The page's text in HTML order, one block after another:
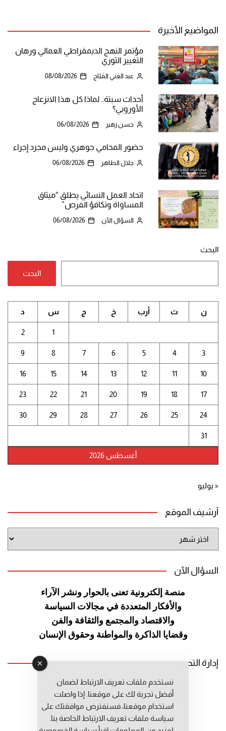
المواضيع الأخيرة
مؤتمر النهج الديمقراطي العمالي ورهان
التغيير الثوري
عبد الغني القبّاج 08/08/2026
أحداث سبتة.. لماذا كل هذا الانزعاج
الأوروبي؟
حسن زهير 06/08/2026
حضور المحامي جوهري وليس مجرد إجراء
جلال الطاهر 06/08/2026
اتحاد العمل النسائي يطلق “ميثاق
المساواة وتكافؤ الفرص”
السؤال الآن 06/08/2026
البحث
البحث
أغسطس 2026
ن ث أرب خ ج س د
1
2
3
4
5
6
7
8
9
10
11
12
13
14
15
16
17
18
19
20
21
22
23
24
25
26
27
28
29
30
31
« يوليو
أرشيف الموقع
الموقع
السؤال الآن
منصة إلكترونية تعنى بالحوار ونشر
الآراء
والأفكار المتعددة في مجالات السياسة
والاقتصاد والمجتمع والثقافة والفن
وقضايا الذاكرة والمواطنة وحقوق الإنسان
إدارة التحرير
رئيس التحرير: عبد الرحيم التوراني
رئيس التحرير المساعد: المعطي قبال
مديرة التحرير: فاطمة حوحو
نستخدم ملفات تعريف الارتباط لضمان
أفضل تجربة لك على موقعنا. إذا واصلت
استخدام موقعنا، فسنفترض موافقتك على
سياسة ملفات تعريف الارتباط الخاصة بنا.